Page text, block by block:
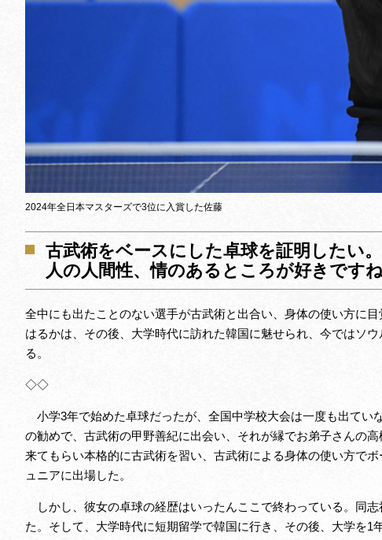
2024年全日本マスターズで3位に入賞した佐藤
古武術をベースにした卓球を証明したい
人の人間性、情のあるところが好きですね
全中にも出たことのない選手が古武術と出合い、身体の使い方に
はるかは、その後、大学時代に訪れた韓国に魅せられ、今ではソ
る。
◇◇
小学3年で始めた卓球だったが、全国中学校大会は一度も出てい
の勧めで、古武術の甲野善紀に出会い、それが縁でお弟子さんの
来てもらい本格的に古武術を習い、古武術による身体の使い方で
ュニアに出場した。
しかし、彼女の卓球の経歴はいったんここで終わっている。同
た。そして、大学時代に短期留学で韓国に行き、その後、大学を1